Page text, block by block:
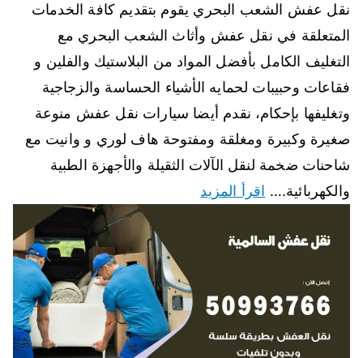
نقل عفش الشعب البحري يقوم بتقديم كافة الخدمات
المتعلقة في نقل عفش وأثاث الشعب البحري مع
التغليف الكامل بأفضل المواد من البلاستيك والفلين و
فقاعات وحبيبات لحمايه الأشياء الحساسة والزجاجية
وتغليفها بإحكام، نقدم أيضا سيارات نقل عفش منوعة
صغيرة وكبيرة ومغلقة ومفتوحة هاف لوري و وانيت مع
شاحنات ضخمة لنقل الآلات الثقيلة والأجهزة الطبية
والكهربائية.… اقرأ المزيد